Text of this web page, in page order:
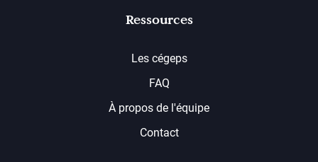
Ressources
Les cégeps
FAQ
À propos de l'équipe
Contact